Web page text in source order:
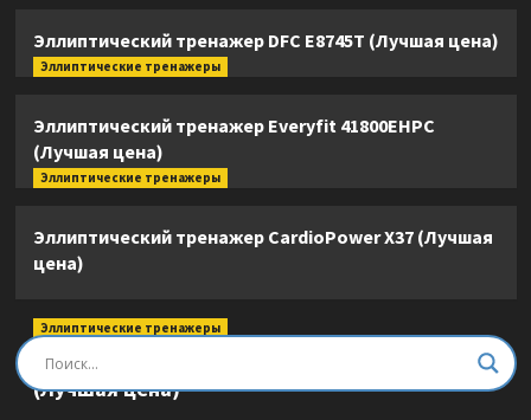
Эллиптический тренажер DFC E8745T (Лучшая цена)
Эллиптические тренажеры
Эллиптический тренажер Everyfit 41800EHPC
(Лучшая цена)
Эллиптические тренажеры
Эллиптический тренажер CardioPower X37 (Лучшая
цена)
Эллиптические тренажеры
Эллиптический тренажер DFC E8745T
(Лучшая цена)